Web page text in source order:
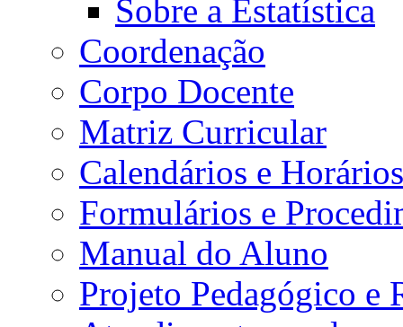
Sobre a Estatística
Coordenação
Corpo Docente
Matriz Curricular
Calendários e Horários
Formulários e
Manual do Aluno
Projeto Pedagógico e